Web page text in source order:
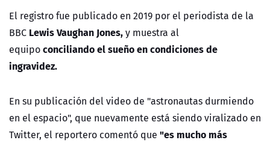
El registro fue publicado en 2019 por el periodista de la
BBC Lewis Vaughan Jones,y muestra al
equipoconciliando el sueño en condiciones de
ingravidez.
En su publicación del video de "astronautas durmiendo
en el espacio", que nuevamente está siendo viralizado en
Twitter, el reportero comentó que "es mucho más